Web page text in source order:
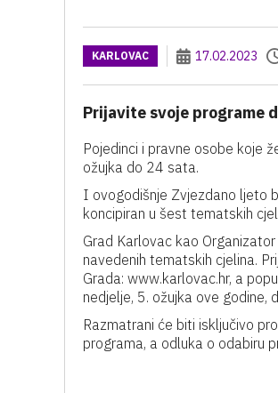
KARLOVAC 17.02.2023
Prijavite svoje programe
Pojedinci i pravne osobe koje
ožujka do 24 sata.
I ovogodišnje Zvjezdano ljeto
koncipiran u šest tematskih
Grad Karlovac kao
navedenih tematskih cjelina.
Grada: www.karlovac.hr, a
nedjelje, 5. ožujka ove godine,
Razmatrani će biti isključivo
programa, a odluka o odabiru